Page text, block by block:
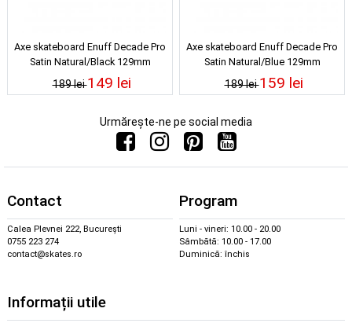
Axe skateboard Enuff Decade Pro
Satin Natural/Black 129mm
189 lei149 lei
Axe skateboard Enuff Decade Pro
Satin Natural/Blue 129mm
189 lei159 lei
Urmărește-ne pe social media
Contact
Calea Plevnei 222, București
0755 223 274
contact@skates.ro
Program
Luni - vineri: 10.00 - 20.00
Sâmbătă: 10.00 - 17.00
Duminică: închis
Informații utile